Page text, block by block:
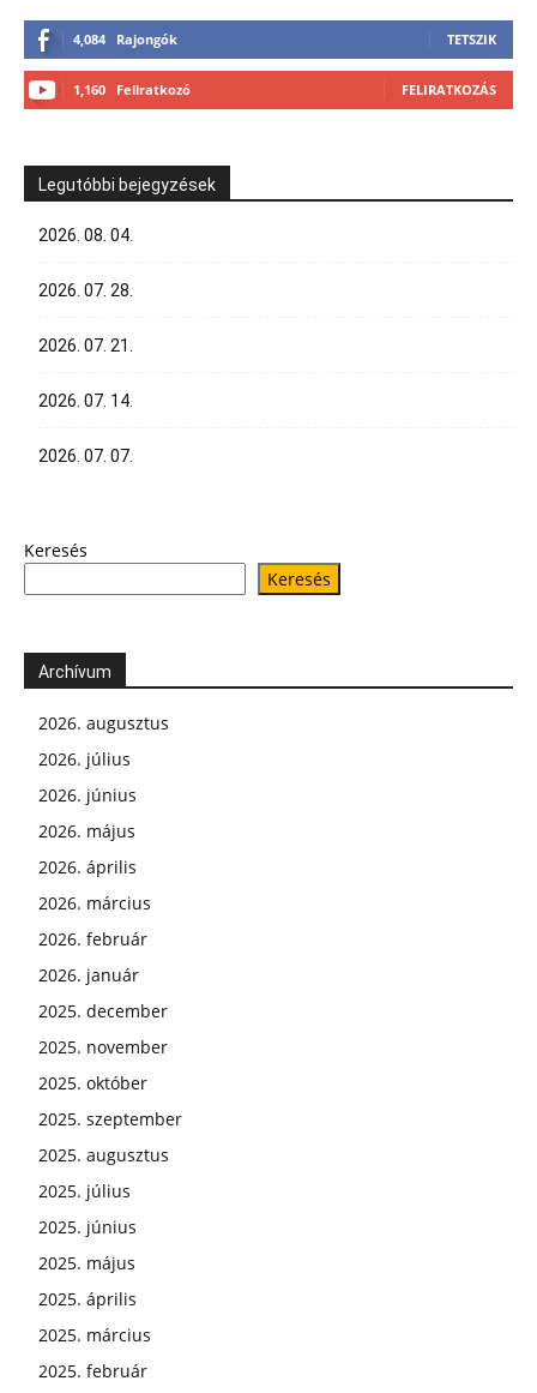
4,084 Rajongók TETSZIK
1,160 Feliratkozó FELIRATKOZÁS
Legutóbbi bejegyzések
2026. 08. 04.
2026. 07. 28.
2026. 07. 21.
2026. 07. 14.
2026. 07. 07.
Keresés
Keresés
Archívum
2026. augusztus
2026. július
2026. június
2026. május
2026. április
2026. március
2026. február
2026. január
2025. december
2025. november
2025. október
2025. szeptember
2025. augusztus
2025. július
2025. június
2025. május
2025. április
2025. március
2025. február